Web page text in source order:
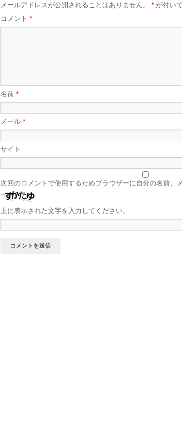
メールアドレスが公開されることはありません。 * が付い
コメント *
名前 *
メール *
サイト
次回のコメントで使用するためブラウザーに自分の名前、
上に表示された文字を入力してください。